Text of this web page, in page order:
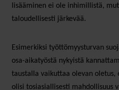
lisääminen ei ole inhimillistä,
taloudellisesti järkevää.
Esimerkiksi työttömyysturvan
osa-aikatyöstä nykyistä
taustalla vaikuttaa olevan oletus,
olisi tosiasiallisesti mahdollisuus